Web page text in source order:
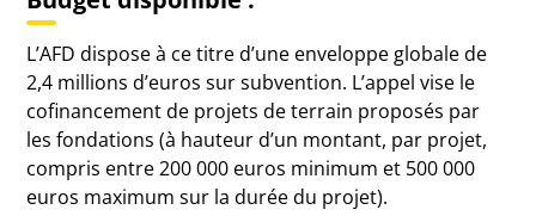
L’AFD dispose à ce titre d’une enveloppe globale de
2,4 millions d’euros sur subvention. L’appel vise le
cofinancement de projets de terrain proposés par
les fondations (à hauteur d’un montant, par projet,
compris entre 200 000 euros minimum et 500 000
euros maximum sur la durée du projet).